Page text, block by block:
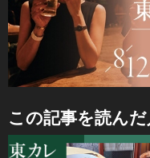
この記事を読ん